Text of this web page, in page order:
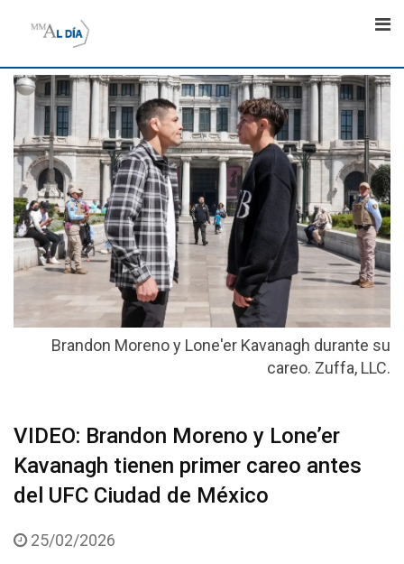
Brandon Moreno y Lone'er Kavanagh durante su
careo. Zuffa, LLC.
VIDEO: Brandon Moreno y Lone’er
Kavanagh tienen primer careo antes
del UFC Ciudad de México
25/02/2026